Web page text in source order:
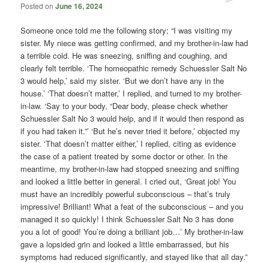
Posted onJune 16, 2024
Someone once told me the following story; “I was visiting my
sister. My niece was getting confirmed, and my brother-in-law had
a terrible cold. He was sneezing, sniffing and coughing, and
clearly felt terrible. ‘The homeopathic remedy Schuessler Salt No
3 would help,’ said my sister. ‘But we don’t have any in the
house.’ ‘That doesn’t matter,’ I replied, and turned to my brother-
in-law. ‘Say to your body, “Dear body, please check whether
Schuessler Salt No 3 would help, and if it would then respond as
if you had taken it.”’ ‘But he’s never tried it before,’ objected my
sister. ‘That doesn’t matter either,’ I replied, citing as evidence
the case of a patient treated by some doctor or other. In the
meantime, my brother-in-law had stopped sneezing and sniffing
and looked a little better in general. I cried out, ‘Great job! You
must have an incredibly powerful subconscious – that’s truly
impressive! Brilliant! What a feat of the subconscious – and you
managed it so quickly! I think Schuessler Salt No 3 has done
you a lot of good! You’re doing a brilliant job…’ My brother-in-law
gave a lopsided grin and looked a little embarrassed, but his
symptoms had reduced significantly, and stayed like that all day.”